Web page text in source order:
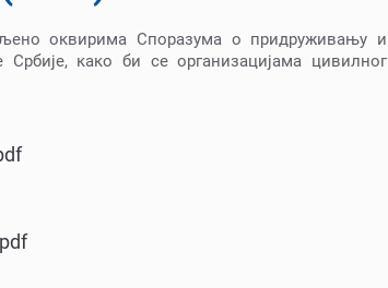
оквирима Споразума о придруживању и
како би се организацијама цивилног